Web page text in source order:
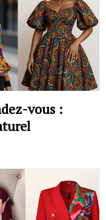
vous :